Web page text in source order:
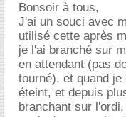
Bonsoir à tous,
J'ai un souci avec
utilisé cette après
je l'ai branché sur
en attendant (pas
tourné), et quand
éteint, et depuis
branchant sur